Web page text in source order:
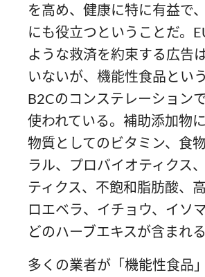
を高め、健康に特に有益で
にも役立つということだ。
ような救済を約束する広告
いないが、機能性食品とい
B2Cのコンステレーション
使われている。補助添加物
物質としてのビタミン、食
ラル、プロバイオティクス
ティクス、不飽和脂肪酸、
ロエベラ、イチョウ、イソ
どのハーブエキスが含まれる
多くの業者が「機能性食品